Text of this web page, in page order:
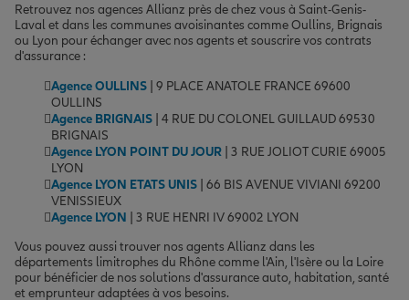
Retrouvez nos agences Allianz près de chez vous à Saint-Genis-
Laval et dans les communes avoisinantes comme Oullins, Brignais
ou Lyon pour échanger avec nos agents et souscrire vos contrats
d'assurance :
Agence OULLINS | 9 PLACE ANATOLE FRANCE 69600
OULLINS
Agence BRIGNAIS | 4 RUE DU COLONEL GUILLAUD 69530
BRIGNAIS
Agence LYON POINT DU JOUR | 3 RUE JOLIOT CURIE 69005
LYON
Agence LYON ETATS UNIS | 66 BIS AVENUE VIVIANI 69200
VENISSIEUX
Agence LYON | 3 RUE HENRI IV 69002 LYON
Vous pouvez aussi trouver nos agents Allianz dans les
départements limitrophes du Rhône comme l'Ain, l'Isère ou la Loire
pour bénéficier de nos solutions d'assurance auto, habitation, santé
et emprunteur adaptées à vos besoins.